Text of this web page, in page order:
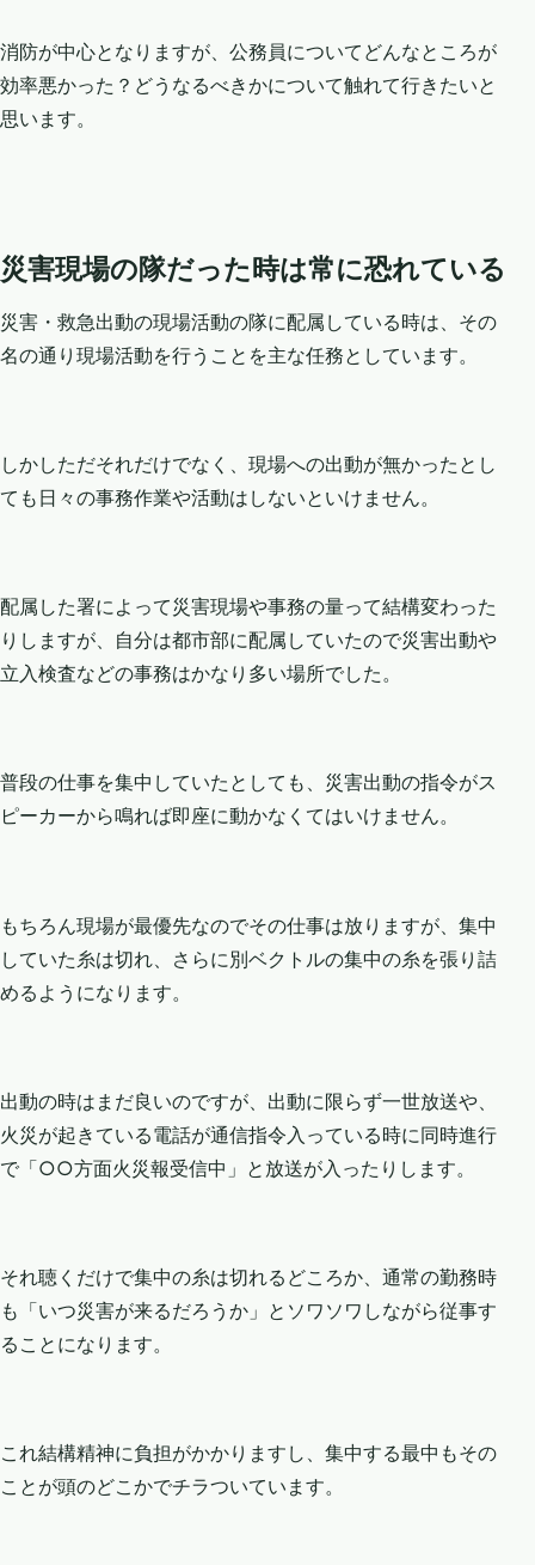
消防が中心となりますが、公務員についてどんなところが
効率悪かった？どうなるべきかについて触れて行きたいと
思います。
災害現場の隊だった時は常に恐れている
災害・救急出動の現場活動の隊に配属している時は、その
名の通り現場活動を行うことを主な任務としています。
しかしただそれだけでなく、現場への出動が無かったとし
ても日々の事務作業や活動はしないといけません。
配属した署によって災害現場や事務の量って結構変わった
りしますが、自分は都市部に配属していたので災害出動や
立入検査などの事務はかなり多い場所でした。
普段の仕事を集中していたとしても、災害出動の指令がス
ピーカーから鳴れば即座に動かなくてはいけません。
もちろん現場が最優先なのでその仕事は放りますが、集中
していた糸は切れ、さらに別ベクトルの集中の糸を張り詰
めるようになります。
出動の時はまだ良いのですが、出動に限らず一世放送や、
火災が起きている電話が通信指令入っている時に同時進行
で「○○方面火災報受信中」と放送が入ったりします。
それ聴くだけで集中の糸は切れるどころか、通常の勤務時
も「いつ災害が来るだろうか」とソワソワしながら従事す
ることになります。
これ結構精神に負担がかかりますし、集中する最中もその
ことが頭のどこかでチラついています。